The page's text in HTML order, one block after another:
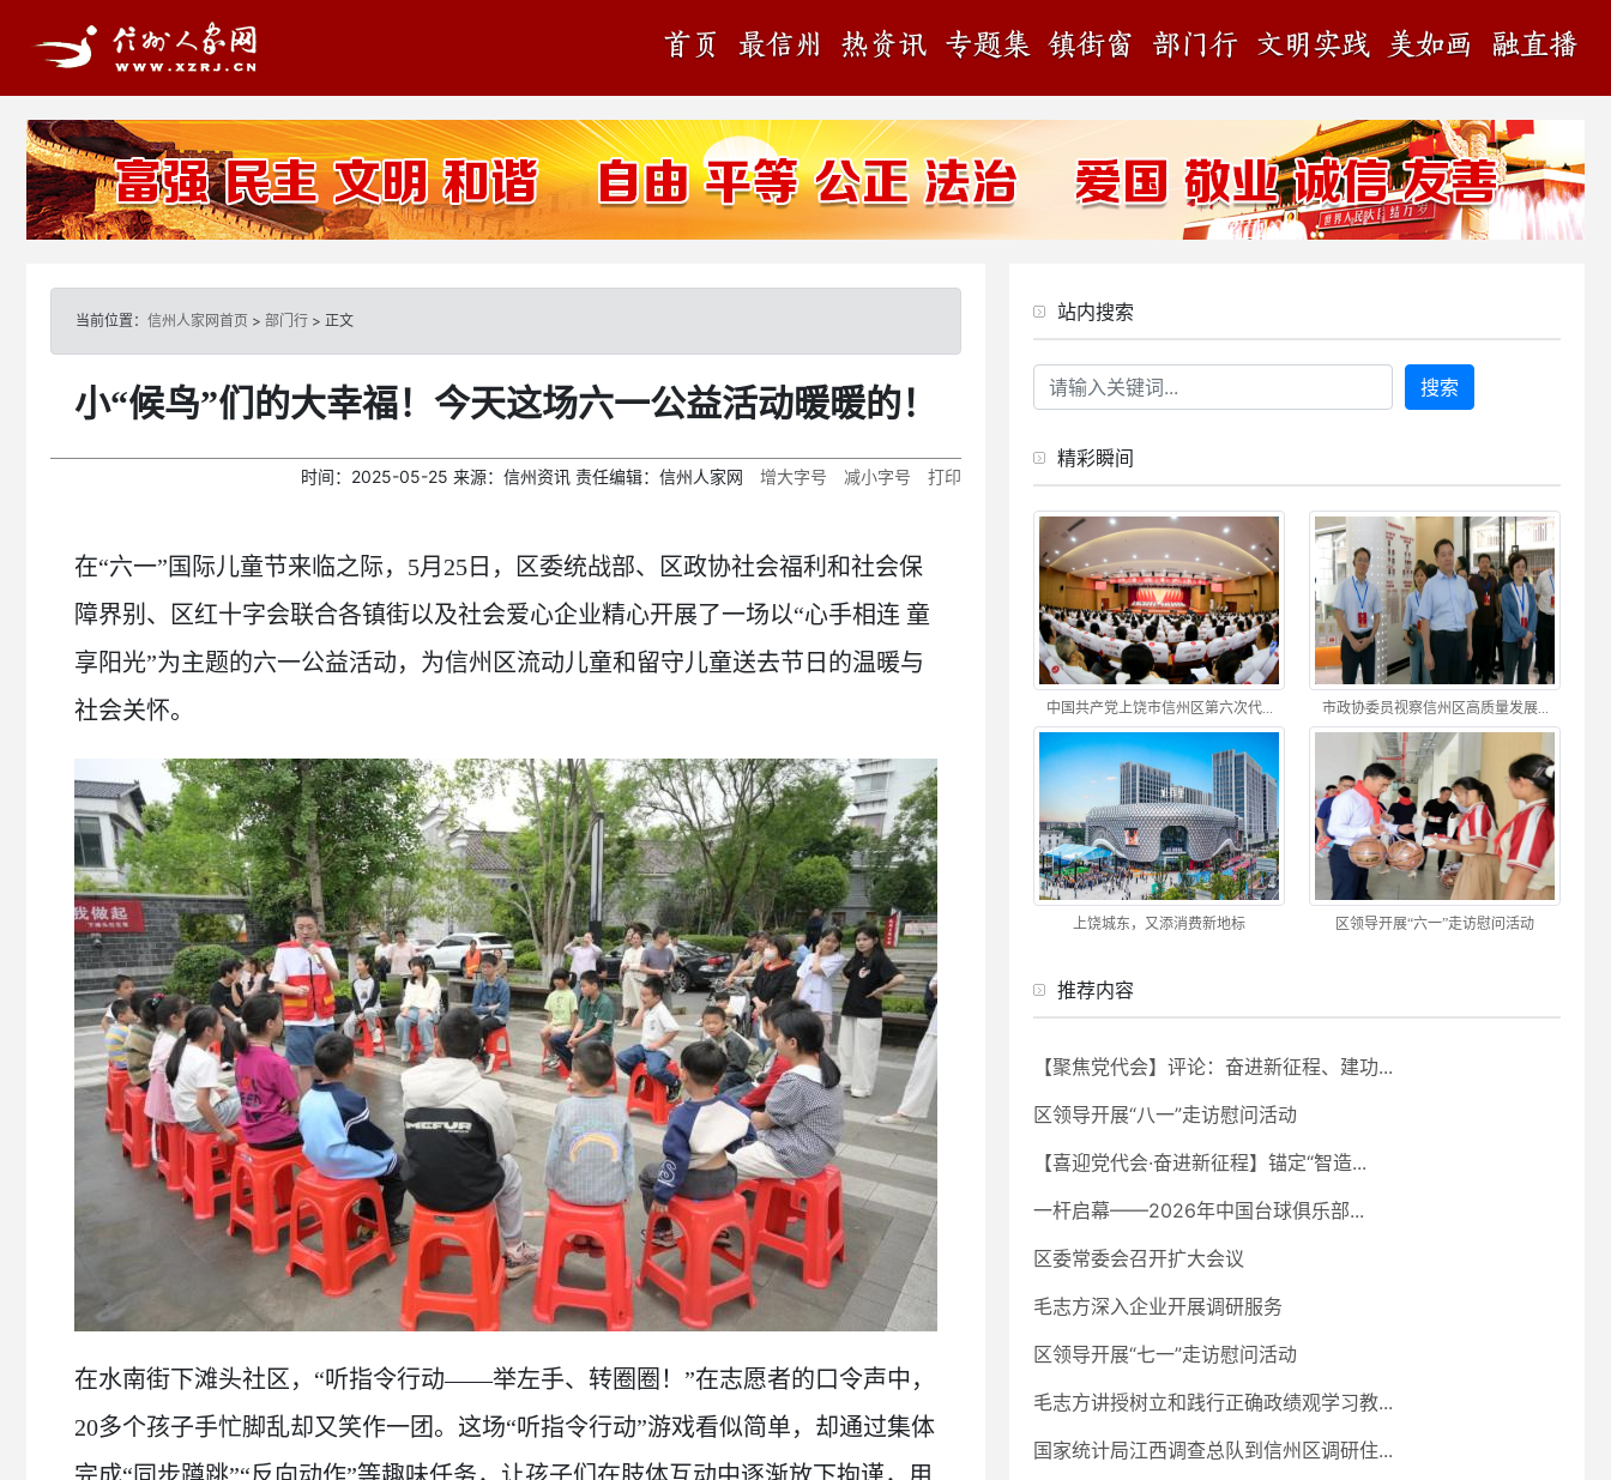
当前位置： 信州人家网首页 > 部门行 > 正文
小“候鸟”们的大幸福！今天这场六一公益活动暖暖的！
时间： 2025-05-25 来源： 信州资讯 责任编辑： 信州人家网 增大字号 减小字号 打印
在“六一”国际儿童节来临之际，5月25日，区委统战部、区政协社会福利和社会保
障界别、区红十字会联合各镇街以及社会爱心企业精心开展了一场以“心手相连 童
享阳光”为主题的六一公益活动，为信州区流动儿童和留守儿童送去节日的温暖与
社会关怀。
在水南街下滩头社区，“听指令行动——举左手、转圈圈！”在志愿者的口令声中，
20多个孩子手忙脚乱却又笑作一团。这场“听指令行动”游戏看似简单，却通过集体
站内搜索
搜索
精彩瞬间
中国共产党上饶市信州区第六次代... 市政协委员视察信州区高质量发展...
上饶城东，又添消费新地标 区领导开展“六一”走访慰问活动
推荐内容
【聚焦党代会】评论：奋进新征程、建功...
区领导开展“八一”走访慰问活动
【喜迎党代会·奋进新征程】锚定“智造...
一杆启幕——2026年中国台球俱乐部...
区委常委会召开扩大会议
毛志方深入企业开展调研服务
区领导开展“七一”走访慰问活动
毛志方讲授树立和践行正确政绩观学习教...
国家统计局江西调查总队到信州区调研住...